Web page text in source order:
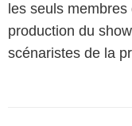
les seuls
production du
scénaristes de la